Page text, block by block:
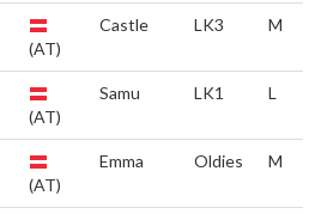
(AT)
Castle LK3 M
(AT)
Samu LK1 L
(AT)
Emma Oldies M